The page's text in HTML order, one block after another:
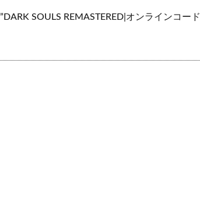
SOULS REMASTERED|オンラインコード